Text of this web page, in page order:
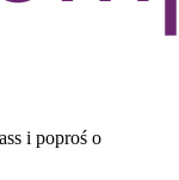
i poproś o